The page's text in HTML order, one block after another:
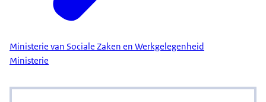
Ministerie van Sociale Zaken en Werkgelegenheid
Ministerie